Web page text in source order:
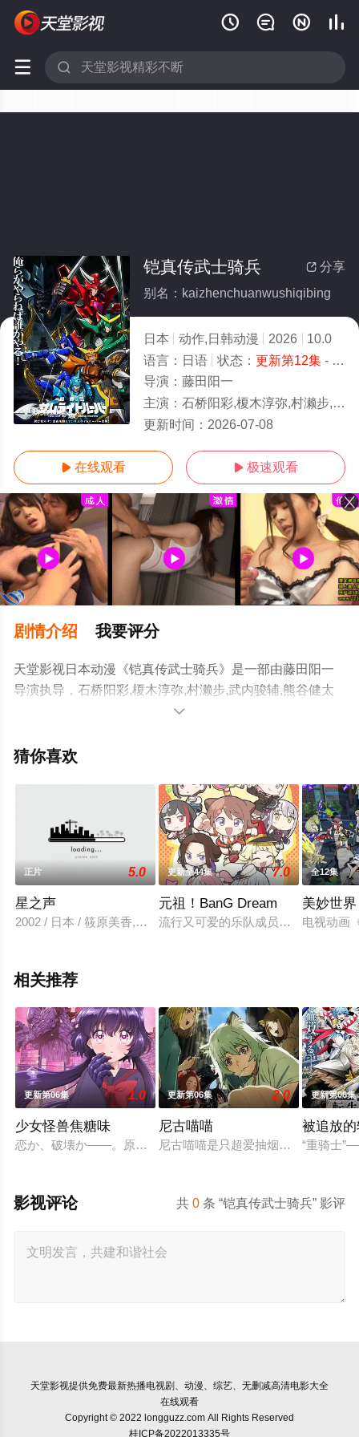
   
 
更新第12集
 分享
铠真传武士骑兵
别名：kaizhenchuanwushiqibing
日本 动作,日韩动漫 2026
10.0
语言： 日语 状态： 更新第12集- 免费在线观看
导演： 藤田阳一
主演： 石桥阳彩,榎木淳弥,村濑步,武内骏辅,熊谷健太郎,增田俊树,Lynn,小西克幸,佐藤拓也,鸟海
更新时间： 2026-07-08
 在线观看  极速观看
剧情介绍 我要评分
天堂影视日本动漫《铠真传武士骑兵》是一部由藤田阳一
导演执导，石桥阳彩,榎木淳弥,村濑步,武内骏辅,熊谷健太
郎,增田俊树,Lynn,小西克幸,佐藤拓也,鸟海浩辅,寺岛拓笃,杉
谷俊辉,木下纱华等演员精彩演绎的日本动漫，手机免费观
信息可移步至豆瓣动漫、电视猫或剧情网等平台了解。

猜你喜欢
正片 5.0
星之声
2002 / 日本 / 筱原美香,新海诚,武藤寿美,铃木千寻
更新至44集 7.0
元祖！BanG Dream
流行又可爱的乐队成员大集合，充满
全12集
美妙世界
电视动画
相关推荐
更新第06集 1.0
少女怪兽焦糖味
恋か、破壊か――。原因不明の病に悩まされている女子高生・
更新第06集 2.0
尼古喵喵
尼古喵喵是只超爱抽烟的废物兽人！
更新第06集
被追放
“重骑士
共0 条 “铠真传武士骑兵” 影评
影视评论
天堂影视提供免费最新热播电视剧、动漫、综艺、无删减高清电影大全
在线观看
Copyright © 2022 longguzz.com All Rights Reserved
桂ICP备2022013335号